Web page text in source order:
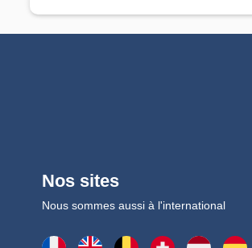
Nos sites
Nous sommes aussi à l'international